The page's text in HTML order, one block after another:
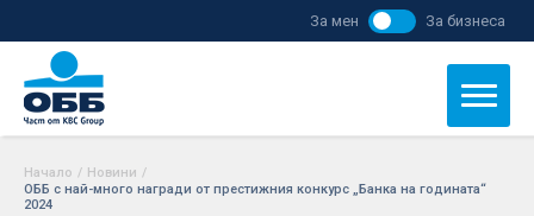
За мен За бизнеса
Начало / Новини /
ОББ с най-много награди от престижния конкурс „Банка на годината“
2024